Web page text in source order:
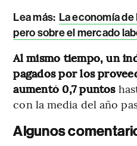
Lea más: La economía de
pero sobre el mercado
Al mismo tiempo, un
pagados por los
aumentó 0,7 puntos
con la media del año
Algunos